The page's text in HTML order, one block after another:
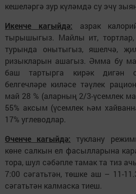
кешеләргә зур күләмдә су эчү
Икенче кагыйдә: азрак
тырышыгыз. Майлы ит,
турында онытыгыз, яшелчә,
ризыкларын ашагыз. Әмма бу
баш тартырга кирәк дигән
белгечләре киләсе тәүлек
май 28 % (аларның 2/3-үсемлек
55% аксым (үсемлек һәм
17% углеводлар.
Өченче кагыйдә: туклану
көне салкын ел фасылларына
тора, шул сәбәпле тамак та тиз
7:00 сәгатьтән, төшке аш – 11-
сәгатьтән калмаска тиеш.